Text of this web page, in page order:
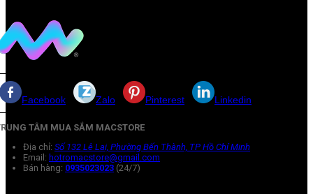
Facebook Zalo Pinterest Linkedin
TÂM MUA SẮM MACSTORE
Địa chỉ: Số 132 Lê Lai, Phường Bến Thành, TP Hồ Chí Minh
Email: hotromacstore@gmail.com
Bán hàng: 0935023023 (24/7)